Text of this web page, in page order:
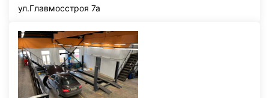
ул.Главмосстроя 7а